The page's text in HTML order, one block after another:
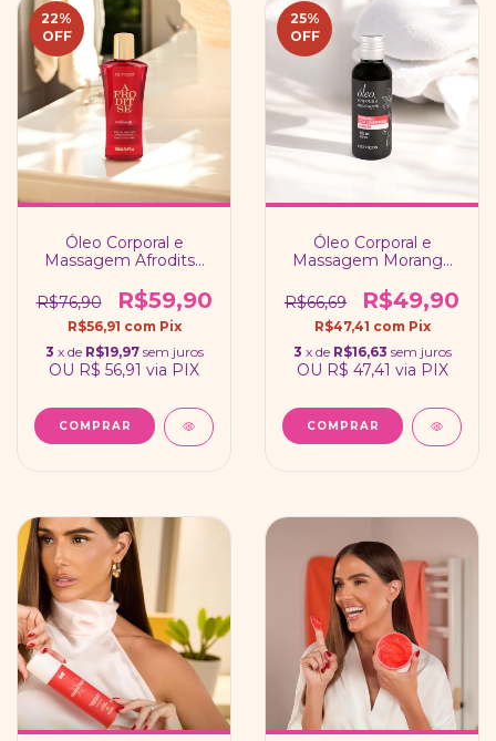
22%
OFF
Óleo Corporal e
Massagem Afroditse
Afrodisíaca - Feitiços
R$76,90 R$59,90
R$56,91 com Pix
3 x de R$19,97 sem juros
OU R$ 56,91 via PIX
25%
OFF
Óleo Corporal e
Massagem Morango
120ml - Feitiços
R$66,69 R$49,90
R$47,41 com Pix
3 x de R$16,63 sem juros
OU R$ 47,41 via PIX